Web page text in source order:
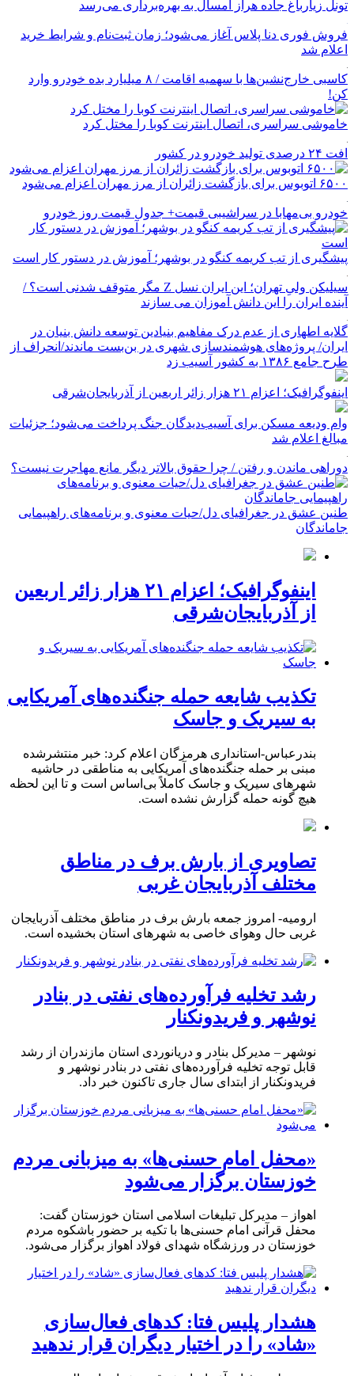
تونل زیارباغ جاده هراز امسال به بهره‌برداری می‌رسد
فروش فوری دنا پلاس آغاز می‌شود؛ زمان ثبت‌نام و شرایط خرید
اعلام شد
کاسبی خارج‌نشین‌ها با سهمیه اقامت / ۸ میلیارد بده خودرو وارد
کن!
خاموشی سراسری، اتصال اینترنت کوبا را مختل کرد
افت ۲۴ درصدی تولید خودرو در کشور
۶۵۰۰ اتوبوس برای بازگشت زائران از مرز مهران اعزام می‌شود
خودرو بی‌مهابا در سراشیبی قیمت+ جدول قیمت روز خودرو
پیشگیری از تب کریمه کنگو در بوشهر؛ آموزش در دستور کار است
سیلیکن ولیِ تهران؛ این ایران نسل Z مگر متوقف شدنی است؟ /
آینده ایران را این دانش آموزان می سازند
گلایه اطهاری از عدم درک مفاهیم بنیادین توسعه دانش بنیان در
ایران/ پروژه‌های هوشمندسازی شهری در بن‌بست ماندند/انحراف از
طرح جامع ۱۳۸۶ به کشور آسیب زد
اینفوگرافیک؛ اعزام ۲۱ هزار زائر اربعین از آذربایجان‌شرقی
وام ودیعه مسکن برای آسیب‌دیدگان جنگ پرداخت می‌شود؛ جزئیات
مبالغ اعلام شد
دوراهی ماندن و رفتن / چرا حقوق بالاتر دیگر مانع مهاجرت نیست؟
طنین عشق در جغرافیای دل/حیات معنوی و برنامه‌های راهپیمایی
جاماندگان
اینفوگرافیک؛ اعزام ۲۱ هزار زائر اربعین
از آذربایجان‌شرقی
تکذیب شایعه حمله جنگنده‌های آمریکایی
به سیریک و جاسک
بندرعباس-استانداری هرمزگان اعلام کرد: خبر منتشرشده
مبنی بر حمله جنگنده‌های آمریکایی به مناطقی در حاشیه
شهرهای سیریک و جاسک کاملاً بی‌اساس است و تا این لحظه
هیچ گونه حمله گزارش نشده است.
تصاویری از بارش برف در مناطق
مختلف آذربایجان غربی
ارومیه- امروز جمعه بارش برف در مناطق مختلف آذربایجان
غربی حال وهوای خاصی به شهرهای استان بخشیده است.
رشد تخلیه فرآورده‌های نفتی در بنادر
نوشهر و فریدونکنار
نوشهر – مدیرکل بنادر و دریانوردی استان مازندران از رشد
قابل توجه تخلیه فرآورده‌های نفتی در بنادر نوشهر و
فریدونکنار از ابتدای سال جاری تاکنون خبر داد.
«محفل امام حسنی‌ها» به میزبانی مردم
خوزستان برگزار می‌شود
اهواز – مدیرکل تبلیغات اسلامی استان خوزستان گفت:
محفل قرآنی امام حسنی‌ها با تکیه بر حضور باشکوه مردم
خوزستان در ورزشگاه شهدای فولاد اهواز برگزار می‌شود.
هشدار پلیس فتا: کدهای فعال‌سازی
«شاد» را در اختیار دیگران قرار ندهید